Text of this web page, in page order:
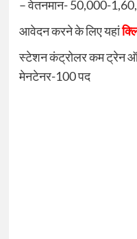
– वेतनमान- 50,000-
आवेदन करने के लिए यहां
स्टेशन कंट्रोलर कम ट्रेन
मेनटेनर-100 पद